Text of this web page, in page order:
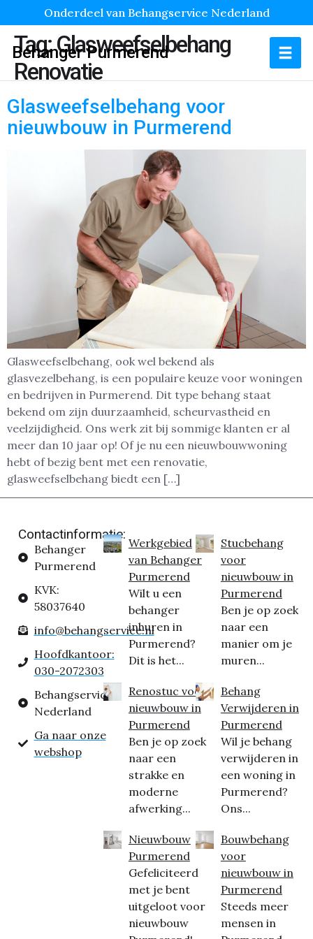
Onderdeel van Behangservice Nederland
Behanger Purmerend
Tag:Glasweefselbehang
Renovatie
Glasweefselbehang voor
nieuwbouw in Purmerend
Glasweefselbehang, ook wel bekend als
glasvezelbehang, is een populaire keuze voor woningen
en bedrijven in Purmerend. Dit type behang staat
bekend om zijn duurzaamheid, scheurvastheid en
veelzijdigheid. Ons werk zit bij sommige klanten er al
meer dan 10 jaar op! Of je nu een nieuwbouwwoning
hebt of bezig bent met een renovatie,
glasweefselbehang biedt een […]
Contactinformatie:
Behanger
Purmerend
KVK:
58037640
info@behangservice.nl
Hoofdkantoor:
030-2072303
Behangservice
Nederland
Ga naar onze
webshop
Werkgebied
van Behanger
Purmerend
Wilt u een
behanger
inhuren in
Purmerend?
Dit is het...
Renostuc voor
nieuwbouw in
Purmerend
Ben je op zoek
naar een
strakke en
moderne
afwerking...
Nieuwbouw
Purmerend
Gefeliciteerd
met je bent
uitgeloot voor
nieuwbouw
Stucbehang
voor
nieuwbouw in
Purmerend
Ben je op zoek
naar een
manier om je
muren...
Behang
Verwijderen in
Purmerend
Wil je behang
verwijderen in
een woning in
Purmerend?
Ons...
Bouwbehang
voor
nieuwbouw in
Purmerend
Steeds meer
mensen in